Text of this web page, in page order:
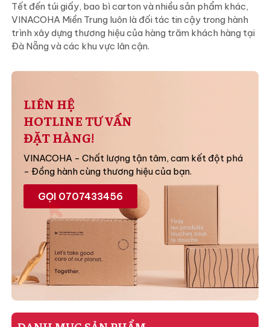
Tết đến túi giấy, bao bì carton và nhiều sản phẩm khác,
VINACOHA Miền Trung luôn là đối tác tin cậy trong hành
trình xây dựng thương hiệu của hàng trăm khách hàng tại
Đà Nẵng và các khu vực lân cận.
LIÊN HỆ
HOTLINE TƯ VẤN
ĐẶT HÀNG!
VINACOHA - Chất lượng tận tâm, cam kết đột phá
- Đồng hành cùng thương hiệu của bạn.
GỌI 0707433456